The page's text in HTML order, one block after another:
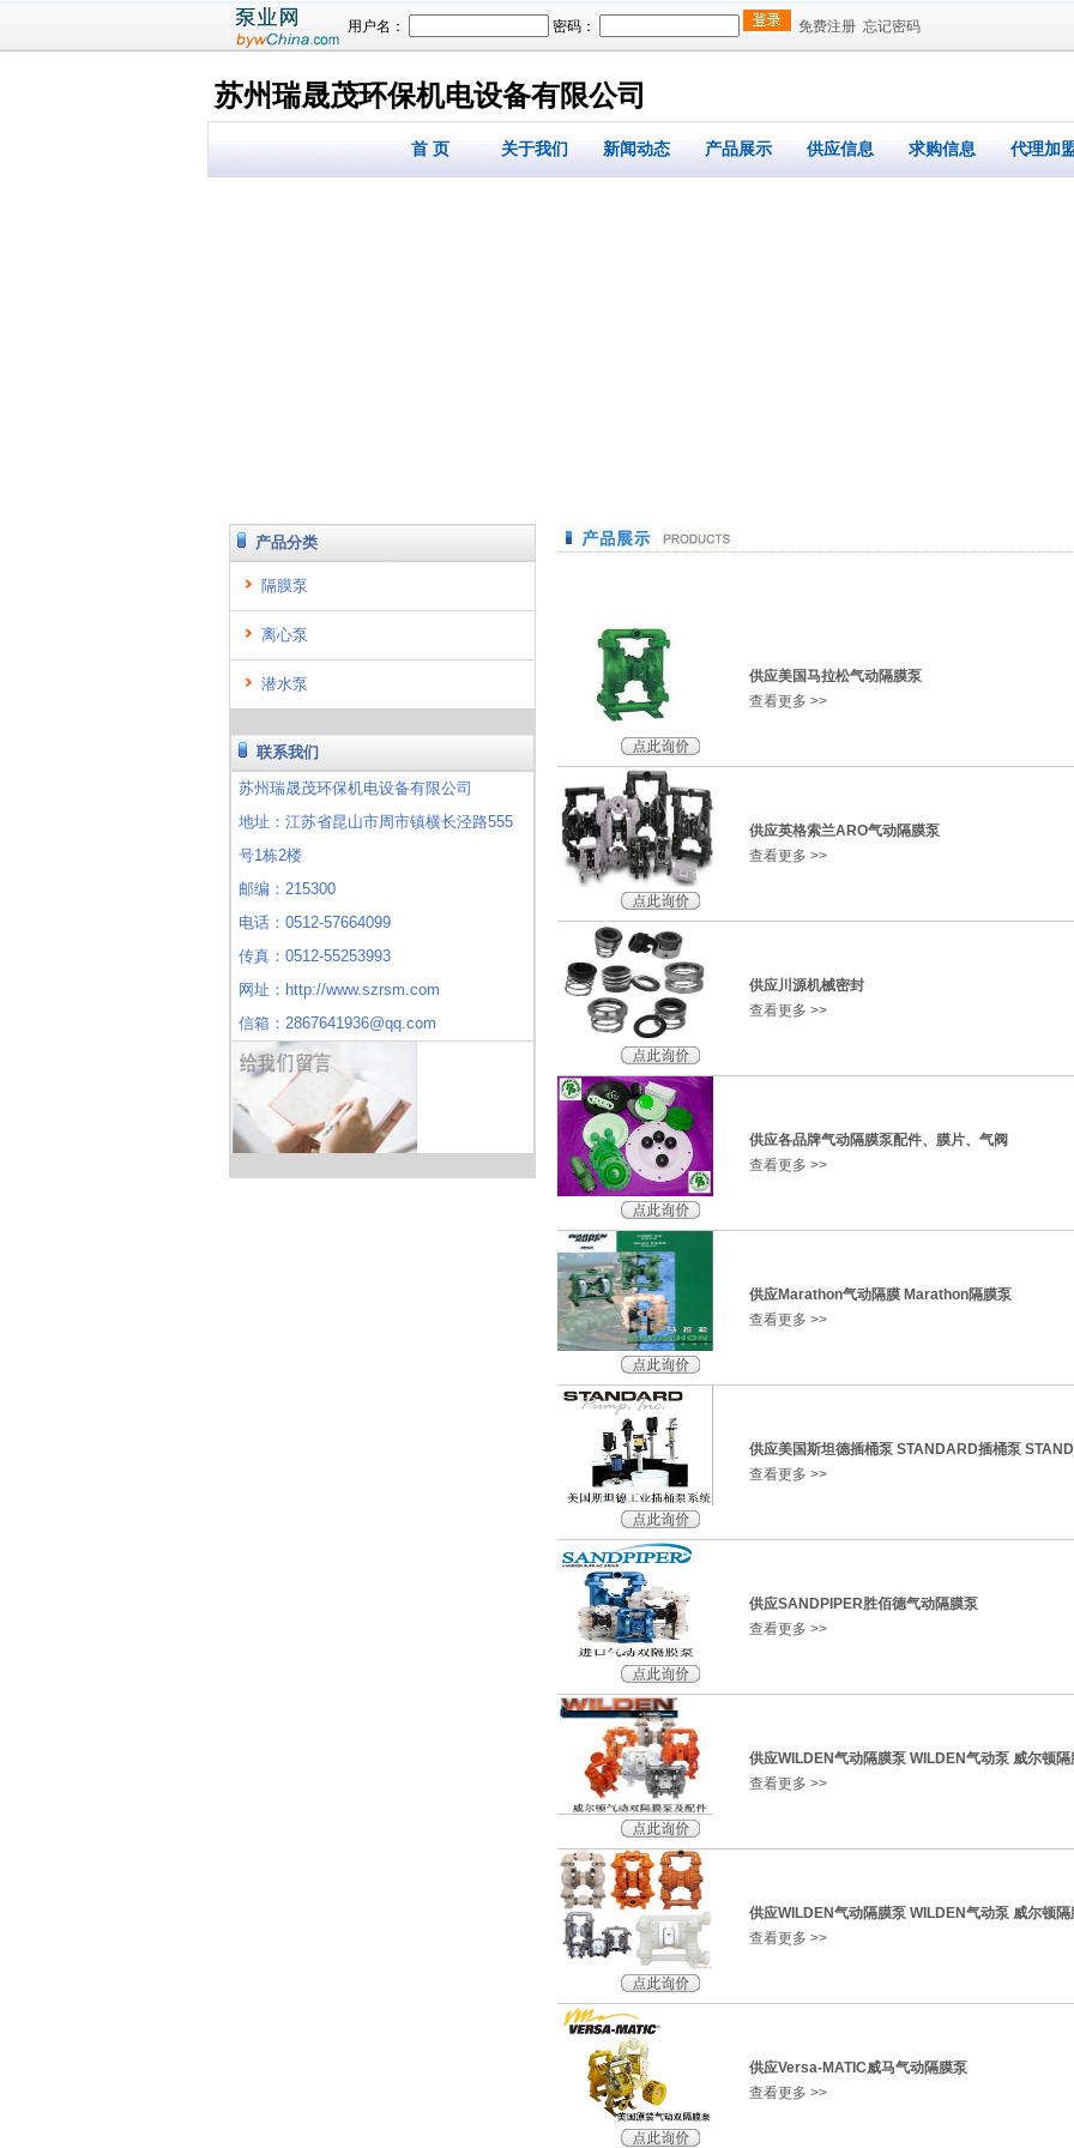
用户名： 密码： 免费注册 忘记密码
苏州瑞晟茂环保机电设备有限公司
首 页 关于我们 新闻动态 产品展示 供应信息 求购信息 代理加
产品分类
隔膜泵
离心泵
潜水泵
联系我们
苏州瑞晟茂环保机电设备有限公司
地址：江苏省昆山市周市镇横长泾路555
号1栋2楼
邮编：215300
电话：0512-57664099
传真：0512-55253993
网址：http://www.szrsm.com
信箱：2867641936@qq.com
供应美国马拉松气动隔膜泵
查看更多 >>
供应英格索兰ARO气动隔膜泵
查看更多 >>
供应川源机械密封
查看更多 >>
供应各品牌气动隔膜泵配件、膜片、气阀
查看更多 >>
供应Marathon气动隔膜 Marathon隔膜泵
查看更多 >>
供应美国斯坦德插桶泵 STANDARD插桶泵
查看更多 >>
供应SANDPIPER胜佰德气动隔膜泵
查看更多 >>
供应WILDEN气动隔膜泵 WILDEN气动泵 威尔顿隔
查看更多 >>
供应WILDEN气动隔膜泵 WILDEN气动泵 威尔顿隔
查看更多 >>
供应Versa-MATIC威马气动隔膜泵
查看更多 >>